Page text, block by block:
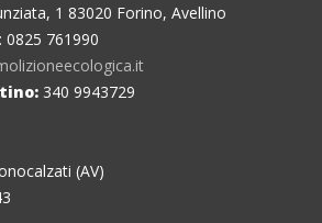
1 83020 Forino, Avellino
0825 761990
340 9943729
(AV)